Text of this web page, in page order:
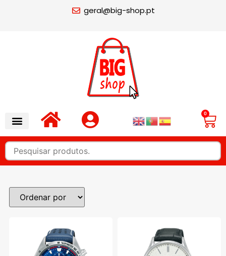
geral@big-shop.pt
0